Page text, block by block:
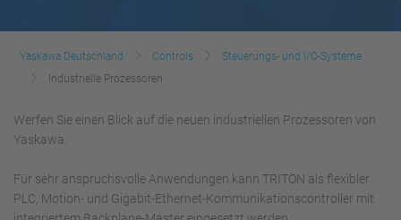
Yaskawa Deutschland Controls
Steuerungs- und I/O-Systeme
Industrielle Prozessoren
Werfen Sie einen Blick auf die neuen industriellen Prozessoren von
Yaskawa.
Für sehr anspruchsvolle Anwendungen kann TRITON als flexibler
PLC, Motion- und Gigabit-Ethernet-Kommunikationscontroller mit